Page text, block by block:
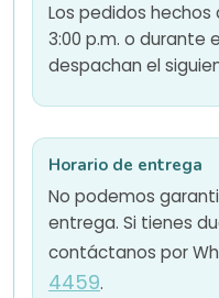
Los pedidos hechos
3:00 p.m. o durante
despachan el
Horario de entrega
No podemos
entrega. Si tienes
contáctanos por
4459.